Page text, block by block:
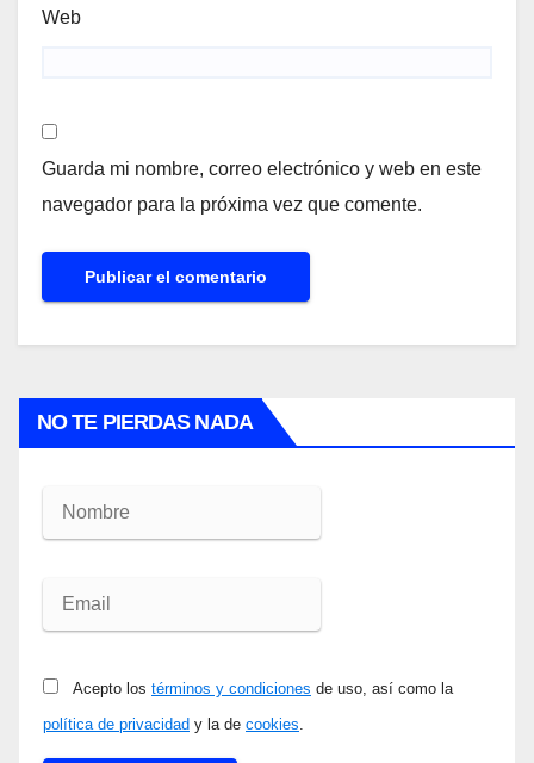
Web
Guarda mi nombre, correo electrónico y web en este
navegador para la próxima vez que comente.
NO TE PIERDAS NADA
Acepto los términos y condiciones de uso, así como la
política de privacidad y la de cookies